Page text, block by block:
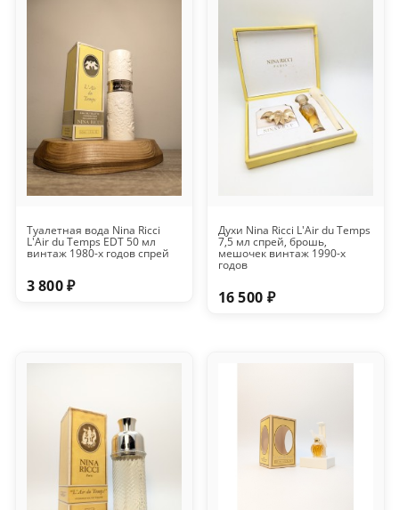
Туалетная вода Nina Ricci
L'Air du Temps EDT 50 мл
винтаж 1980-х годов спрей
3 800 ₽
Духи Nina Ricci L'Air du Temps
7,5 мл спрей, брошь,
мешочек винтаж 1990-х
годов
16 500 ₽